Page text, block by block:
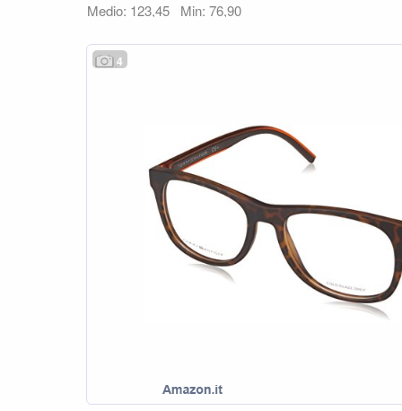
Medio: 123,45 Min: 76,90
4